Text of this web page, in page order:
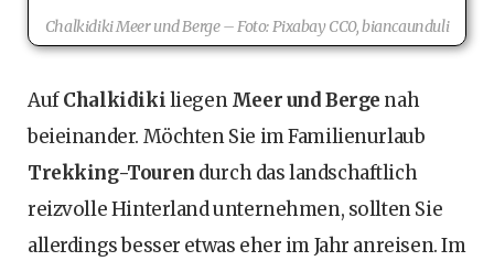
Chalkidiki Meer und Berge – Foto: Pixabay CC0, biancaunduli
AufChalkidikiliegenMeer und Berge nah
beieinander. Möchten Sie im Familienurlaub
Trekking-Touren durch das landschaftlich
reizvolle Hinterland unternehmen, sollten Sie
allerdings besser etwas eher im Jahr anreisen. Im